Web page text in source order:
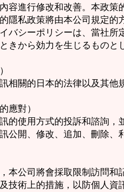
容進行修改和改善。本政策
隱私政策將由本公司規定的
バシーポリシーは、當社所
きから効力を生じるものと
相關的日本的法律以及其他
應對）
的使用方式的投訴和諮詢，
公開、修改、追加、刪除、
本公司將會採取限制訪問
技術上的措施，以防個人資